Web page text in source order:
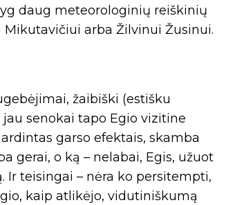
daug meteorologinių reiškinių
arba Žilvinui Žusinui.
žaibiški (estišku
senokai tapo Egio vizitine
garso efektais, skamba
gerai, o ką – nelabai, Egis, užuot
Ir teisingai – nėra ko persitempti,
kaip atlikėjo, vidutiniškumą